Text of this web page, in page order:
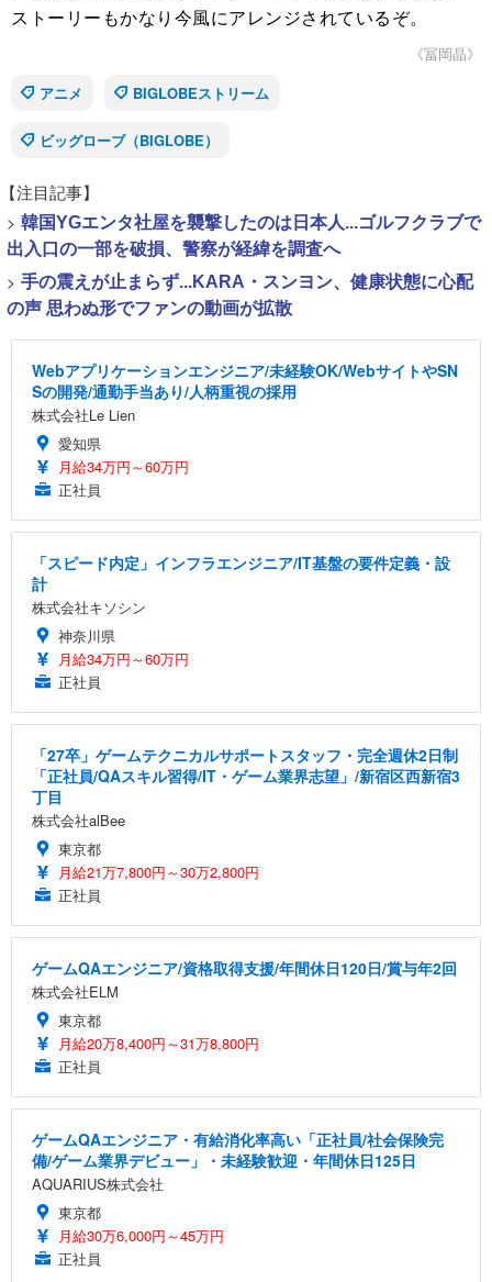
ストーリーもかなり今風にアレンジされているぞ。
《冨岡晶》
アニメ
BIGLOBEストリーム
ビッグローブ（BIGLOBE）
【注目記事】
> 韓国YGエンタ社屋を襲撃したのは日本人...ゴルフクラブで
出入口の一部を破損、警察が経緯を調査へ
> 手の震えが止まらず...KARA・スンヨン、健康状態に心配
の声 思わぬ形でファンの動画が拡散
Webアプリケーションエンジニア/未経験OK/WebサイトやSN
Sの開発/通勤手当あり/人柄重視の採用
株式会社Le Lien
愛知県
月給34万円～60万円
正社員
「スピード内定」インフラエンジニア/IT基盤の要件定義・設
計
株式会社キソシン
神奈川県
月給34万円～60万円
正社員
「27卒」ゲームテクニカルサポートスタッフ・完全週休2日制
「正社員/QAスキル習得/IT・ゲーム業界志望」/新宿区西新宿3
丁目
株式会社alBee
東京都
月給21万7,800円～30万2,800円
正社員
ゲームQAエンジニア/資格取得支援/年間休日120日/賞与年2回
株式会社ELM
東京都
月給20万8,400円～31万8,800円
正社員
ゲームQAエンジニア・有給消化率高い「正社員/社会保険完
備/ゲーム業界デビュー」・未経験歓迎・年間休日125日
AQUARIUS株式会社
東京都
月給30万6,000円～45万円
正社員